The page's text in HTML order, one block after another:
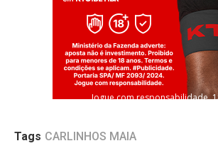
Jogue com responsabilidade.
Tags CARLINHOS MAIA